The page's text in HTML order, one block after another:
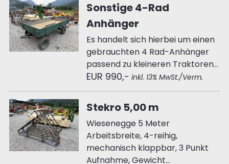
Sonstige 4-Rad
Anhänger
Es handelt sich hierbei um einen
gebrauchten 4 Rad-Anhänger
passend zu kleineren Traktoren...
EUR 990,- inkl. 13% MwSt./Verm.
Stekro 5,00 m
Wiesenegge 5 Meter
Arbeitsbreite, 4-reihig,
mechanisch klappbar, 3 Punkt
Aufnahme, Gewicht...